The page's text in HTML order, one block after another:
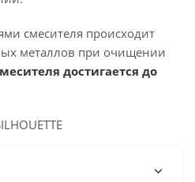
смесителя происходит
металлов при очищении
достигается до